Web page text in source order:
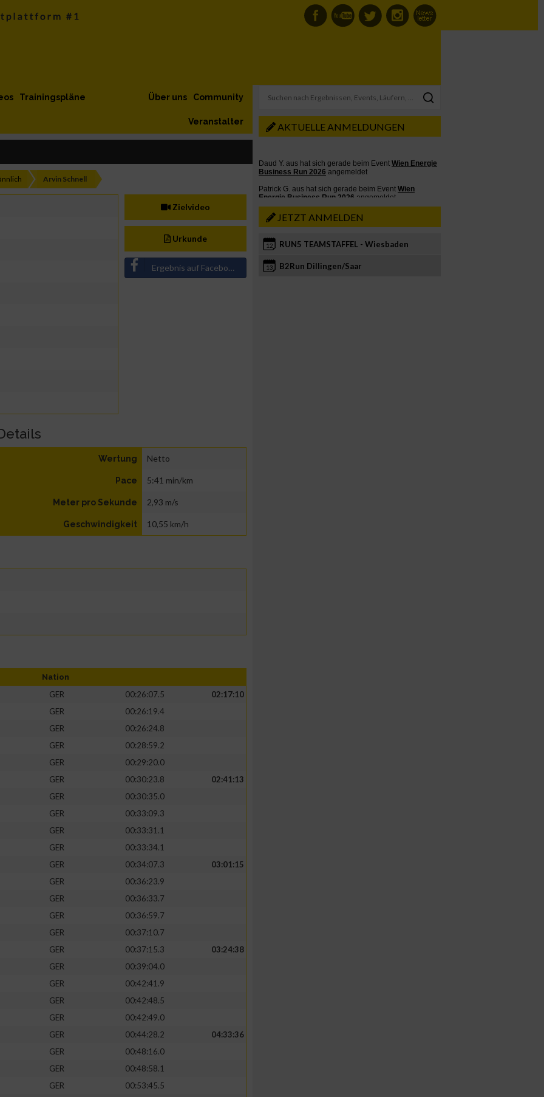
Trainingspläne Community
Über uns
Veranstalter
Arvin Schnell
Zielvideo
Urkunde
Ergebnis auf Facebook teilen
Wertung Netto
Pace 5:41 min/km
Meter pro Sekunde 2,93 m/s
Geschwindigkeit 10,55 km/h
Nation
GER 00:26:07.5
02:17:10
GER
00:26:19.4
GER
00:26:24.8
GER
00:28:59.2
GER
00:29:20.0
GER 00:30:23.8
02:41:13
GER
00:30:35.0
GER
00:33:09.3
GER
00:33:31.1
GER
00:33:34.1
GER 00:34:07.3
03:01:15
GER
00:36:23.9
GER
00:36:33.7
GER
00:36:59.7
GER
00:37:10.7
GER 00:37:15.3
03:24:38
GER
00:39:04.0
GER
00:42:41.9
GER
00:42:48.5
GER
00:42:49.0
GER 00:44:28.2
04:33:36
GER
00:48:16.0
GER
00:48:58.1
GER
00:53:45.5
AKTUELLE ANMELDUNGEN
JETZT ANMELDEN
12 RUN5 TEAMSTAFFEL - Wiesbaden
13 B2Run Dillingen/Saar